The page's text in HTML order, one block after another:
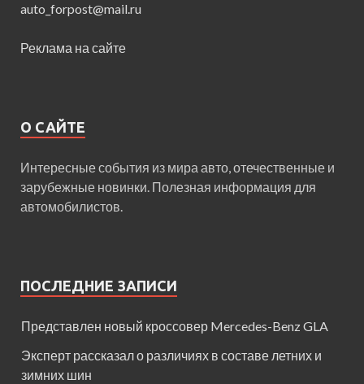
auto_forpost@mail.ru
Реклама на сайте
О САЙТЕ
Интересные события из мира авто, отечественные и
зарубежные новинки. Полезная информация для
автомобилистов.
ПОСЛЕДНИЕ ЗАПИСИ
Представлен новый кроссовер Mercedes-Benz GLA
Эксперт рассказал о различиях в составе летних и
зимних шин